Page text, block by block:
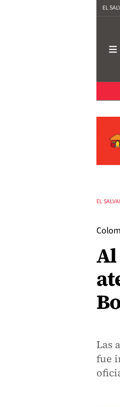
EL
EL
Las
fue